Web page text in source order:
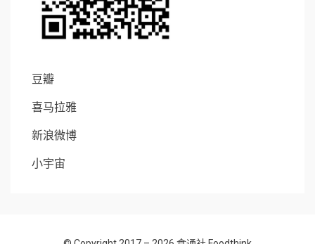
豆瓣
喜马拉雅
新浪微博
小宇宙